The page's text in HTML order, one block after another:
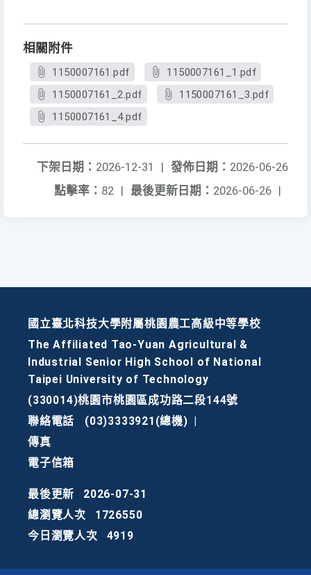
相關附件
1150007161.pdf
1150007161_1.pdf
1150007161_2.pdf
1150007161_3.pdf
1150007161_4.pdf
發佈日期： 2026-06-26
下架日期： 2026-12-31
|
最後更新日期： 2026-06-26 |
點擊率： 82 |
國立臺北科技大學附屬桃園農工高級中等學校
The Affiliated Tao-Yuan Agricultural &
Industrial Senior High School of National
Taipei University of Technology
(330014)桃園市桃園區成功路二段144號
聯絡電話
(03)3333921(總機)
傳真
電子信箱
最後更新
2026-07-31
總瀏覽人次
1726550
今日瀏覽人次
4919